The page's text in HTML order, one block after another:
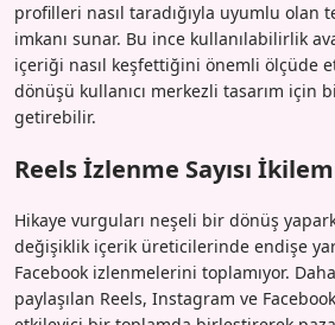
profilleri nasıl taradığıyla uyumlu olan
imkanı sunar. Bu ince kullanılabilirlik
içeriği nasıl keşfettiğini önemli ölçüde
dönüşü kullanıcı merkezli tasarım için
getirebilir.
Reels İzlenme Sayısı
Hikaye vurguları neşeli bir dönüş
değişiklik içerik üreticilerinde endişe
Facebook izlenmelerini toplamıyor.
paylaşılan Reels, Instagram ve